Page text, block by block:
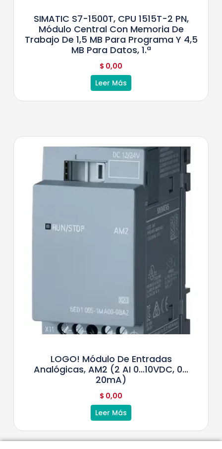
SIMATIC S7-1500T, CPU 1515T-2 PN,
Módulo Central Con Memoria De
Trabajo De 1,5 MB Para Programa Y 4,5
MB Para Datos, 1.ª
$ 0,00
Leer Más
LOGO! Módulo De Entradas
Analógicas, AM2 (2 AI 0…10VDC, 0…
20mA)
$ 0,00
Leer Más